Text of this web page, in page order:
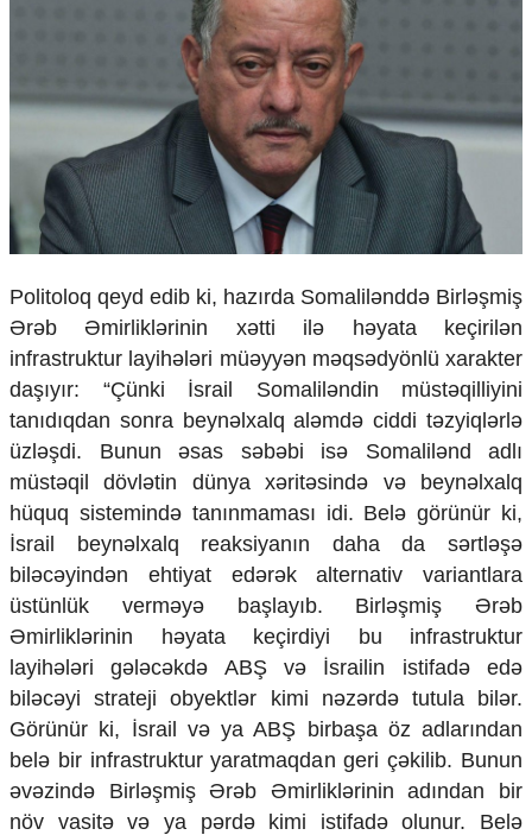
Politoloq qeyd edib ki, hazırda Somalilənddə Birləşmiş
Ərəb Əmirliklərinin xətti ilə həyata keçirilən
infrastruktur layihələri müəyyən məqsədyönlü xarakter
daşıyır: “Çünki İsrail Somaliləndin müstəqilliyini
tanıdıqdan sonra beynəlxalq aləmdə ciddi təzyiqlərlə
üzləşdi. Bunun əsas səbəbi isə Somalilənd adlı
müstəqil dövlətin dünya xəritəsində və beynəlxalq
hüquq sistemində tanınmaması idi. Belə görünür ki,
İsrail beynəlxalq reaksiyanın daha da sərtləşə
biləcəyindən ehtiyat edərək alternativ variantlara
üstünlük verməyə başlayıb. Birləşmiş Ərəb
Əmirliklərinin həyata keçirdiyi bu infrastruktur
layihələri gələcəkdə ABŞ və İsrailin istifadə edə
biləcəyi strateji obyektlər kimi nəzərdə tutula bilər.
Görünür ki, İsrail və ya ABŞ birbaşa öz adlarından
belə bir infrastruktur yaratmaqdan geri çəkilib. Bunun
əvəzində Birləşmiş Ərəb Əmirliklərinin adından bir
növ vasitə və ya pərdə kimi istifadə olunur. Belə